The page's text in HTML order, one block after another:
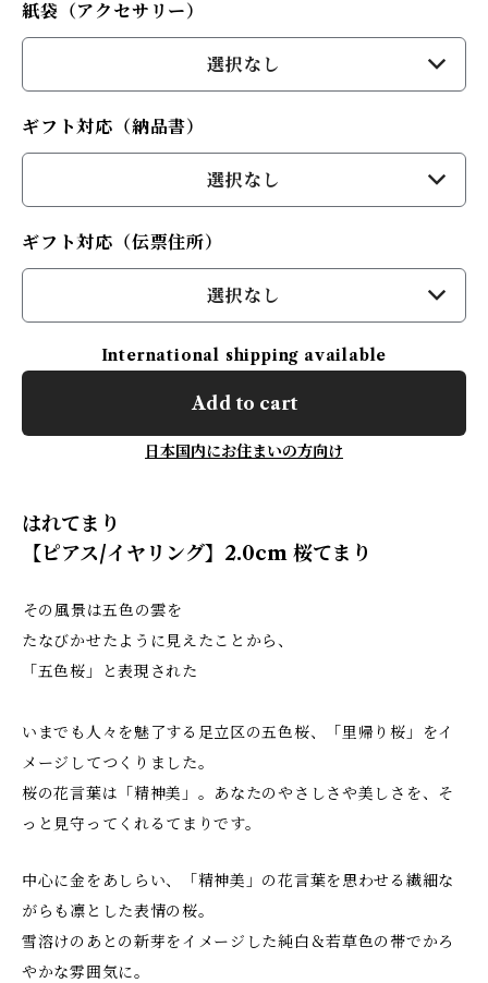
紙袋（アクセサリー）
選択なし
ギフト対応（納品書）
選択なし
ギフト対応（伝票住所）
選択なし
International shipping available
Add to cart
日本国内にお住まいの方向け
はれてまり
【ピアス/イヤリング】2.0cm 桜てまり
――その風景は五色の雲を
たなびかせたように見えたことから、
「五色桜」と表現された――
いまでも人々を魅了する足立区の五色桜、「里帰り桜」をイ
メージしてつくりました。
桜の花言葉は「精神美」。あなたのやさしさや美しさを、そ
っと見守ってくれるてまりです。
中心に金をあしらい、「精神美」の花言葉を思わせる繊細な
がらも凛とした表情の桜。
雪溶けのあとの新芽をイメージした純白＆若草色の帯でかろ
やかな雰囲気に。